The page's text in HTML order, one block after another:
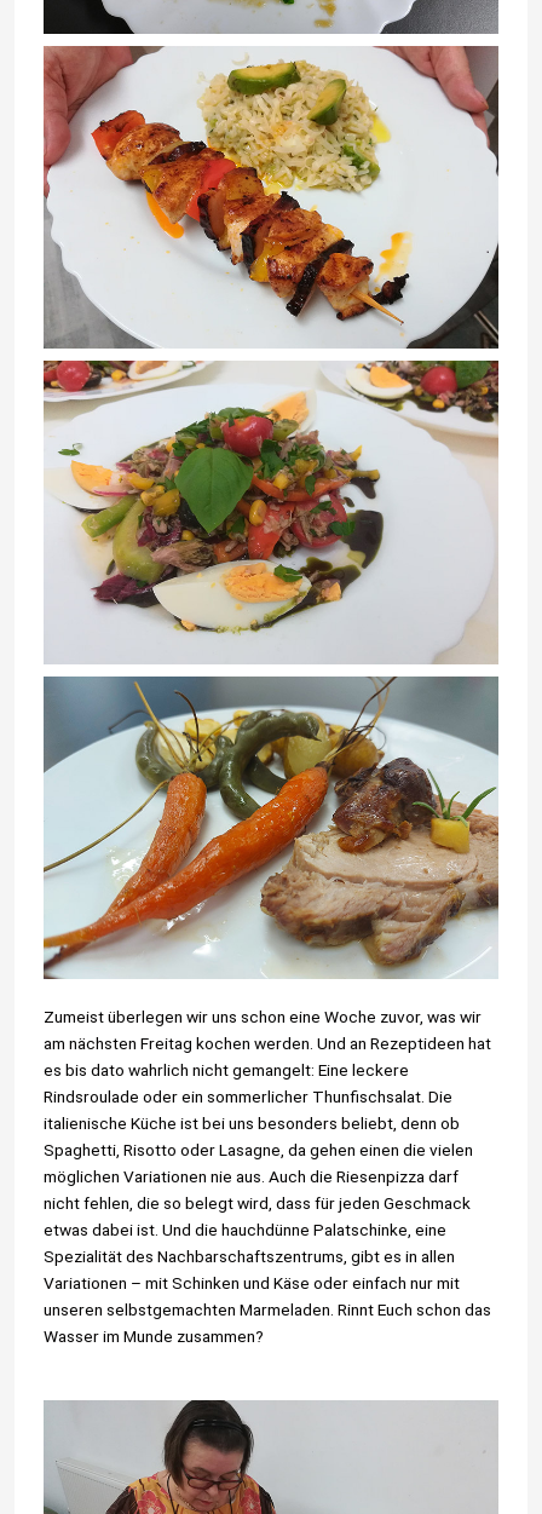
Zumeist überlegen wir uns schon eine Woche zuvor, was wir
am nächsten Freitag kochen werden. Und an Rezeptideen hat
es bis dato wahrlich nicht gemangelt: Eine leckere
Rindsroulade oder ein sommerlicher Thunfischsalat. Die
italienische Küche ist bei uns besonders beliebt, denn ob
Spaghetti, Risotto oder Lasagne, da gehen einen die vielen
möglichen Variationen nie aus. Auch die Riesenpizza darf
nicht fehlen, die so belegt wird, dass für jeden Geschmack
etwas dabei ist. Und die hauchdünne Palatschinke, eine
Spezialität des Nachbarschaftszentrums, gibt es in allen
Variationen – mit Schinken und Käse oder einfach nur mit
unseren selbstgemachten Marmeladen. Rinnt Euch schon das
Wasser im Munde zusammen?